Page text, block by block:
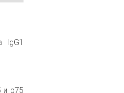
IgG1
и р75